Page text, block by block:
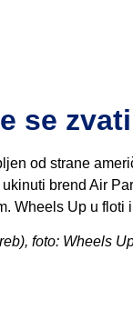
se
od strane
brend Air
Wheels Up u floti
foto: Wheels